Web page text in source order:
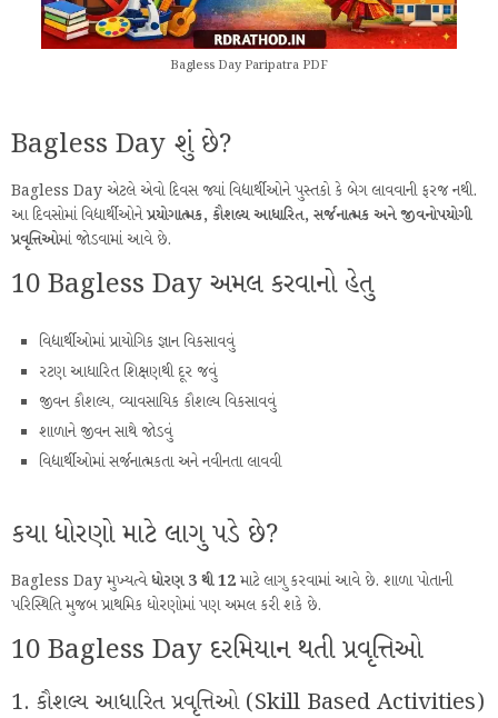
Bagless Day Paripatra PDF
Bagless Day શું છે?
Bagless Day એટલે એવો દિવસ જ્યાં વિદ્યાર્થીઓને પુસ્તકો કે બેગ લાવવાની ફરજ નથી.
આ દિવસોમાં વિદ્યાર્થીઓનેપ્રયોગાત્મક, કૌશલ્ય આધારિત, સર્જનાત્મક અને જીવનોપયોગી
પ્રવૃત્તિઓમાં જોડવામાં આવે છે.
10 Bagless Day અમલ કરવાનો હેતુ
વિદ્યાર્થીઓમાં પ્રાયોગિક જ્ઞાન વિકસાવવું
રટણ આધારિત શિક્ષણથી દૂર જવું
જીવન કૌશલ્ય, વ્યાવસાયિક કૌશલ્ય વિકસાવવું
શાળાને જીવન સાથે જોડવું
વિદ્યાર્થીઓમાં સર્જનાત્મકતા અને નવીનતા લાવવી
કયા ધોરણો માટે લાગુ પડે છે?
Bagless Day મુખ્યત્વેધોરણ 3 થી 12 માટે લાગુ કરવામાં આવે છે. શાળા પોતાની
પરિસ્થિતિ મુજબ પ્રાથમિક ધોરણોમાં પણ અમલ કરી શકે છે.
10 Bagless Day દરમિયાન થતી પ્રવૃત્તિઓ
1. કૌશલ્ય આધારિત પ્રવૃત્તિઓ (Skill Based Activities)